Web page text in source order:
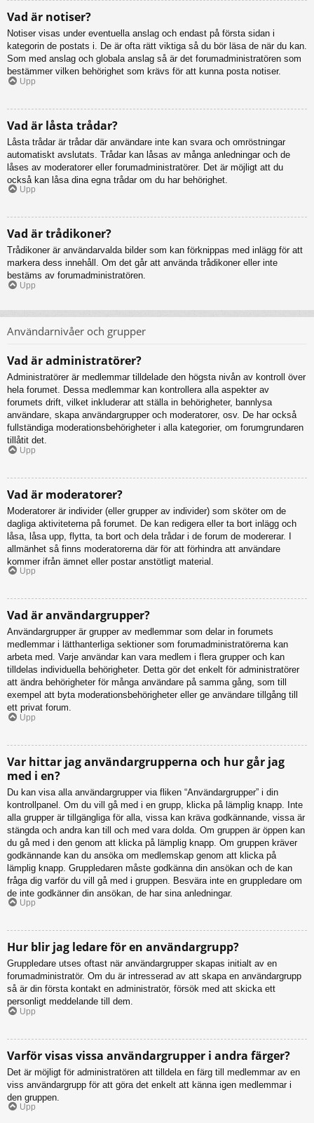
Vad är notiser?
Notiser visas under eventuella anslag och endast på första sidan i
kategorin de postats i. De är ofta rätt viktiga så du bör läsa de när du kan.
Som med anslag och globala anslag så är det forumadministratören som
bestämmer vilken behörighet som krävs för att kunna posta notiser.
Upp
Vad är låsta trådar?
Låsta trådar är trådar där användare inte kan svara och omröstningar
automatiskt avslutats. Trådar kan låsas av många anledningar och de
låses av moderatorer eller forumadministratörer. Det är möjligt att du
också kan låsa dina egna trådar om du har behörighet.
Upp
Vad är trådikoner?
Trådikoner är användarvalda bilder som kan förknippas med inlägg för att
markera dess innehåll. Om det går att använda trådikoner eller inte
bestäms av forumadministratören.
Upp
Användarnivåer och grupper
Vad är administratörer?
Administratörer är medlemmar tilldelade den högsta nivån av kontroll över
hela forumet. Dessa medlemmar kan kontrollera alla aspekter av
forumets drift, vilket inkluderar att ställa in behörigheter, bannlysa
användare, skapa användargrupper och moderatorer, osv. De har också
fullständiga moderationsbehörigheter i alla kategorier, om forumgrundaren
tillåtit det.
Upp
Vad är moderatorer?
Moderatorer är individer (eller grupper av individer) som sköter om de
dagliga aktiviteterna på forumet. De kan redigera eller ta bort inlägg och
låsa, låsa upp, flytta, ta bort och dela trådar i de forum de modererar. I
allmänhet så finns moderatorerna där för att förhindra att användare
kommer ifrån ämnet eller postar anstötligt material.
Upp
Vad är användargrupper?
Användargrupper är grupper av medlemmar som delar in forumets
medlemmar i lätthanterliga sektioner som forumadministratörerna kan
arbeta med. Varje användar kan vara medlem i flera grupper och kan
tilldelas individuella behörigheter. Detta gör det enkelt för administratörer
att ändra behörigheter för många användare på samma gång, som till
exempel att byta moderationsbehörigheter eller ge användare tillgång till
ett privat forum.
Upp
Var hittar jag användargrupperna och hur går jag
med i en?
Du kan visa alla användargrupper via fliken “Användargrupper” i din
kontrollpanel. Om du vill gå med i en grupp, klicka på lämplig knapp. Inte
alla grupper är tillgängliga för alla, vissa kan kräva godkännande, vissa är
stängda och andra kan till och med vara dolda. Om gruppen är öppen kan
du gå med i den genom att klicka på lämplig knapp. Om gruppen kräver
godkännande kan du ansöka om medlemskap genom att klicka på
lämplig knapp. Gruppledaren måste godkänna din ansökan och de kan
fråga dig varför du vill gå med i gruppen. Besvära inte en gruppledare om
de inte godkänner din ansökan, de har sina anledningar.
Upp
Hur blir jag ledare för en användargrupp?
Gruppledare utses oftast när användargrupper skapas initialt av en
forumadministratör. Om du är intresserad av att skapa en användargrupp
så är din första kontakt en administratör, försök med att skicka ett
personligt meddelande till dem.
Upp
Varför visas vissa användargrupper i andra färger?
Det är möjligt för administratören att tilldela en färg till medlemmar av en
viss användargrupp för att göra det enkelt att känna igen medlemmar i
den gruppen.
Upp